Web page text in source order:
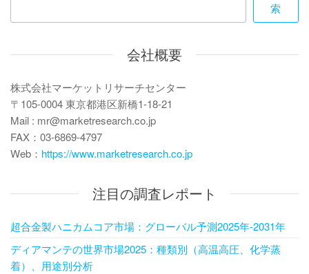
ン
索
会社概要
株式会社マーケットリサーチセンター
〒105-0004 東京都港区新橋1-18-21
Mail : mr@marketresearch.co.jp
FAX：03-6869-4797
Web： https://www.marketresearch.co.jp
注目の調査レポート
超合金製ハニカムコア市場：グローバル予測2025年-2031年
ディアマンテの世界市場2025：種類別（高温高圧、化学蒸
着）、用途別分析